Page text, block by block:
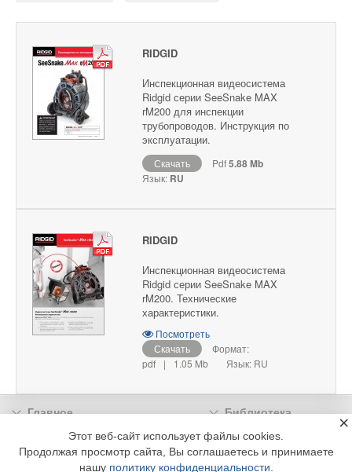
RIDGID
Инспекционная видеосистема
Ridgid серии SeeSnake MAX
rM200 для инспекции
трубопроводов. Инструкция по
эксплуатации.
Скачать Pdf5.88 Mb
Язык: RU
RIDGID
Инспекционная видеосистема
Ridgid серии SeeSnake MAX
rM200. Технические
характеристики.
Посмотреть
Скачать
Формат:
pdf
| 1.05 Mb Язык: RU
Главное
Библиотека
Подписка
Реклама
Информация
Этот веб-сайт использует файлы cookies.
Продолжая просмотр сайта, Вы соглашаетесь и принимаете
нашу политику конфиденциальности
×